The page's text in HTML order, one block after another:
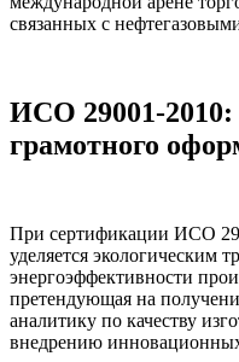
связанных с
ИСО 29001-2010:
грамотного
При сертификации ИСО
уделяется экологическим
энергоэффективности
претендующая на
аналитику по качеству
внедрению